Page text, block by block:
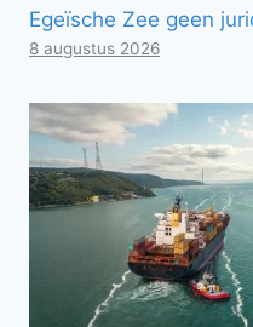
Egeïsche Zee geen
8 augustus 2026